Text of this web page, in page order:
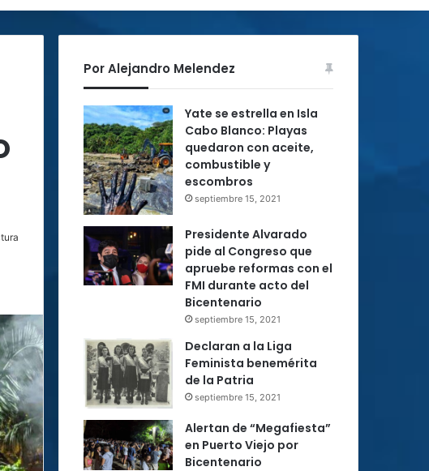
Por Alejandro Melendez
Yate se estrella en Isla
Cabo Blanco: Playas
quedaron con aceite,
combustible y
escombros
septiembre 15, 2021
Presidente Alvarado
pide al Congreso que
apruebe reformas con el
FMI durante acto del
Bicentenario
septiembre 15, 2021
Declaran a la Liga
Feminista benemérita
de la Patria
septiembre 15, 2021
Alertan de “Megafiesta”
en Puerto Viejo por
Bicentenario